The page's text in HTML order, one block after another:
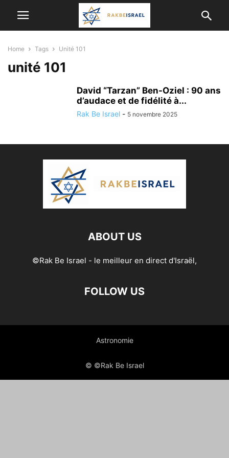
Home Tags Unité 101
unité 101
David “Tarzan” Ben-Oziel : 90 ans
d’audace et de fidélité à...
Rak Be Israel - 5 novembre 2025
ABOUT US
©Rak Be Israel - le meilleur en direct d'Israël,
FOLLOW US
Astronomie
© ©Rak Be Israel